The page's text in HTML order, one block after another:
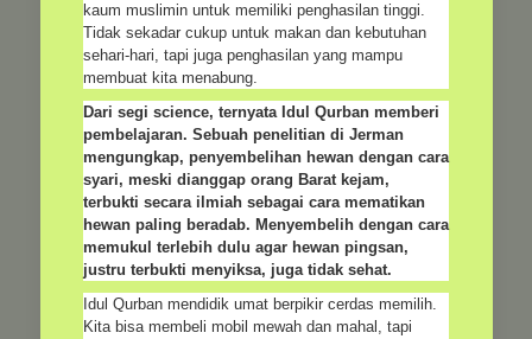
kaum muslimin untuk memiliki penghasilan tinggi.
Tidak sekadar cukup untuk makan dan kebutuhan
sehari-hari, tapi juga penghasilan yang mampu
membuat kita menabung.
Dari segi science, ternyata Idul Qurban memberi
pembelajaran. Sebuah penelitian di Jerman
mengungkap, penyembelihan hewan dengan cara
syari, meski dianggap orang Barat kejam,
terbukti secara ilmiah sebagai cara mematikan
hewan paling beradab. Menyembelih dengan cara
memukul terlebih dulu agar hewan pingsan,
justru terbukti menyiksa, juga tidak sehat.
Idul Qurban mendidik umat berpikir cerdas memilih.
Kita bisa membeli mobil mewah dan mahal, tapi